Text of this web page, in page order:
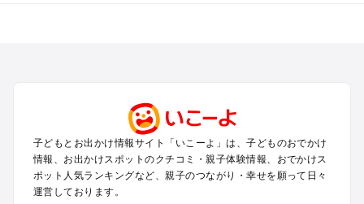
関西のプールおでかけ
中国･四国のプールおでかけ
九州･沖縄のプールおでかけ
定番お出かけスポット
子どもとお出かけ情報サイト「いこーよ」は、子どものおでかけ
情報、お出かけスポットのクチコミ・親子体験情報、おでかけス
ポット人気ランキングなど、親子のつながり・幸せを願って日々
運営しております。